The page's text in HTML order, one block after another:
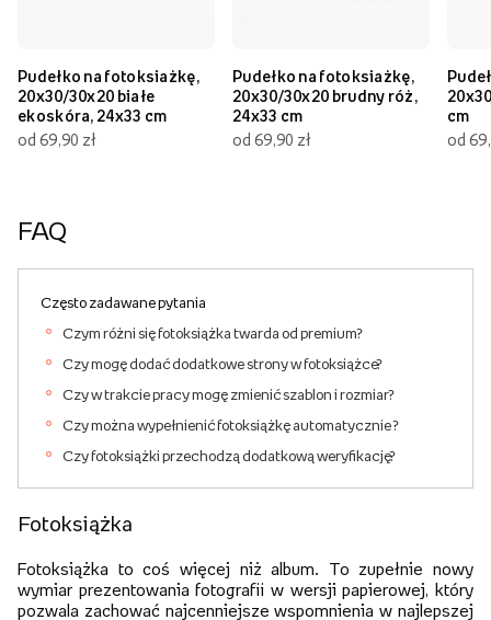
Pudełko na fotoksiażkę,
20x30/30x20 białe
ekoskóra, 24x33 cm
od 69,90 zł
Pudełko na fotoksiażkę,
20x30/30x20 brudny róż,
24x33 cm
od 69,90 zł
cm
od
FAQ
Często zadawane pytania
Czym różni się fotoksiążka twarda od premium?
Czy mogę dodać dodatkowe strony w fotoksiążce?
Czy w trakcie pracy mogę zmienić szablon i rozmiar?
Czy można wypełnienić fotoksiążkę automatycznie ?
Czy fotoksiążki przechodzą dodatkową weryfikację?
Fotoksiążka to coś więcej niż album. To zupełnie nowy
wymiar prezentowania fotografii w wersji papierowej, który